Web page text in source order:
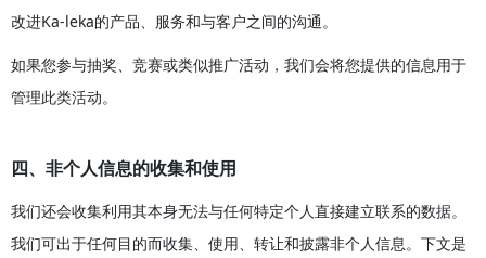
改进Ka-leka的产品、服务和与客户之间的沟通。
如果您参与抽奖、竞赛或类似推广活动，我们会将您提供的信息用于
管理此类活动。
四、非个人信息的收集和使用
我们还会收集利用其本身无法与任何特定个人直接建立联系的数据。
我们可出于任何目的而收集、使用、转让和披露非个人信息。下文是